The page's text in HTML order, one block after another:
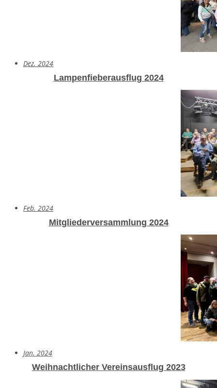
Dez. 2024
Lampenfieberausflug 2024
Feb. 2024
Mitgliederversammlung 2024
Jan. 2024
Weihnachtlicher Vereinsausflug 2023